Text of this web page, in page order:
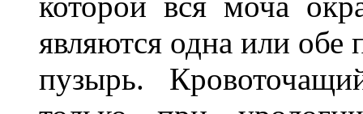
являются одна или
пузырь.